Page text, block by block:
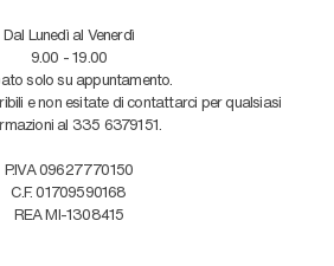
Dal Lunedì al Venerdì
9.00 - 19.00
solo su appuntamento.
e non esitate di contattarci per qualsiasi
al 335 6379151.
P.IVA 09627770150
C.F. 01709590168
REA MI-1308415